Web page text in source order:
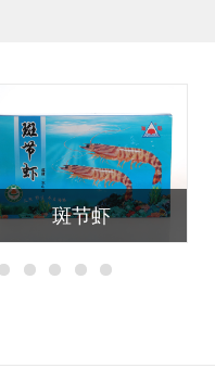
斑节虾